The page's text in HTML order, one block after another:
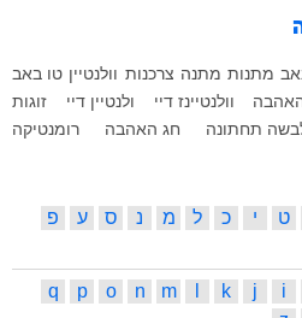
מתנות מתנה צרכנות וולנטיין טו באב
וולנטיינז דיי ולנטיין דיי
זוגות
תחתונה חג האהבה רומנטיקה
ט י כ ל מ נ ס ע
פ
i
j
k
m
n
o
p
q